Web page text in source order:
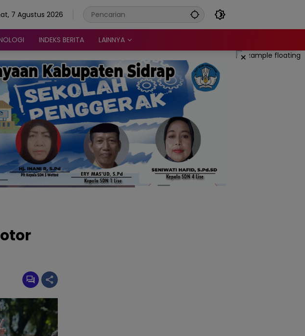
7 Agustus 2026
INDEKS BERITA LAINNYA
×